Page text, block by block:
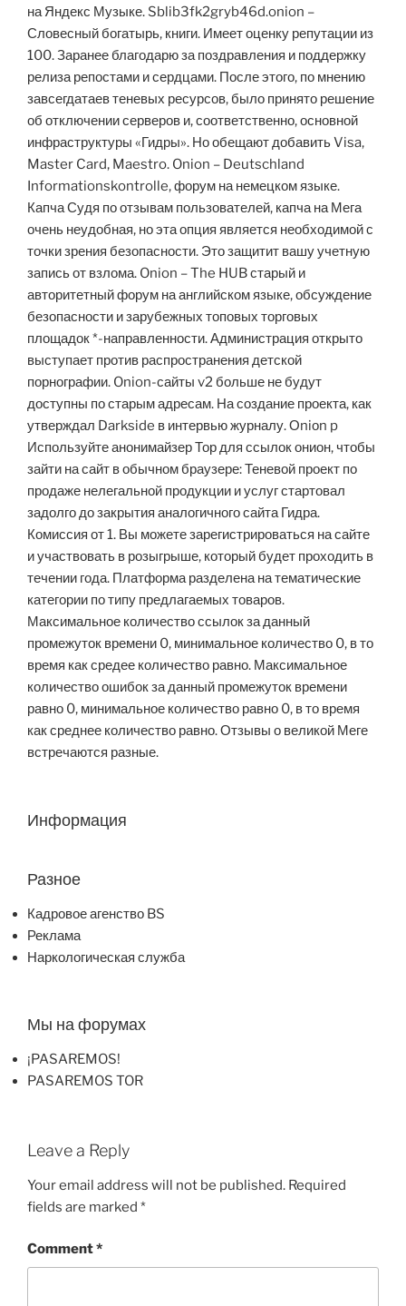
на Яндекс Музыке. Sblib3fk2gryb46d.onion –
Словесный богатырь, книги. Имеет оценку репутации из
100. Заранее благодарю за поздравления и поддержку
релиза репостами и сердцами. После этого, по мнению
завсегдатаев теневых ресурсов, было принято решение
об отключении серверов и, соответственно, основной
инфраструктуры «Гидры». Но обещают добавить Visa,
Master Card, Maestro. Onion – Deutschland
Informationskontrolle, форум на немецком языке.
Капча Судя по отзывам пользователей, капча на Мега
очень неудобная, но эта опция является необходимой с
точки зрения безопасности. Это защитит вашу учетную
запись от взлома. Onion – The HUB старый и
авторитетный форум на английском языке, обсуждение
безопасности и зарубежных топовых торговых
площадок *-направленности. Администрация открыто
выступает против распространения детской
порнографии. Onion-сайты v2 больше не будут
доступны по старым адресам. На создание проекта, как
утверждал Darkside в интервью журналу. Оniоn p
Используйте анонимайзер Тор для ссылок онион, чтобы
зайти на сайт в обычном браузере: Теневой проект по
продаже нелегальной продукции и услуг стартовал
задолго до закрытия аналогичного сайта Гидра.
Комиссия от 1. Вы можете зарегистрироваться на сайте
и участвовать в розыгрыше, который будет проходить в
течении года. Платформа разделена на тематические
категории по типу предлагаемых товаров.
Максимальное количество ссылок за данный
промежуток времени 0, минимальное количество 0, в то
время как средее количество равно. Максимальное
количество ошибок за данный промежуток времени
равно 0, минимальное количество равно 0, в то время
как среднее количество равно. Отзывы о великой Меге
встречаются разные.
Информация
Разное
Кадровое агенство BS
Реклама
Наркологическая служба
Мы на форумах
¡PASAREMOS!
PASAREMOS TOR
Leave a Reply
Your email address will not be published. Required
fields are marked *
Comment*